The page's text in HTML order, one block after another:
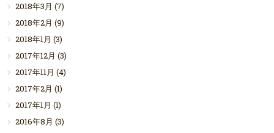
2018年3月 (7)
2018年2月 (9)
2018年1月 (3)
2017年12月 (3)
2017年11月 (4)
2017年2月 (1)
2017年1月 (1)
2016年8月 (3)